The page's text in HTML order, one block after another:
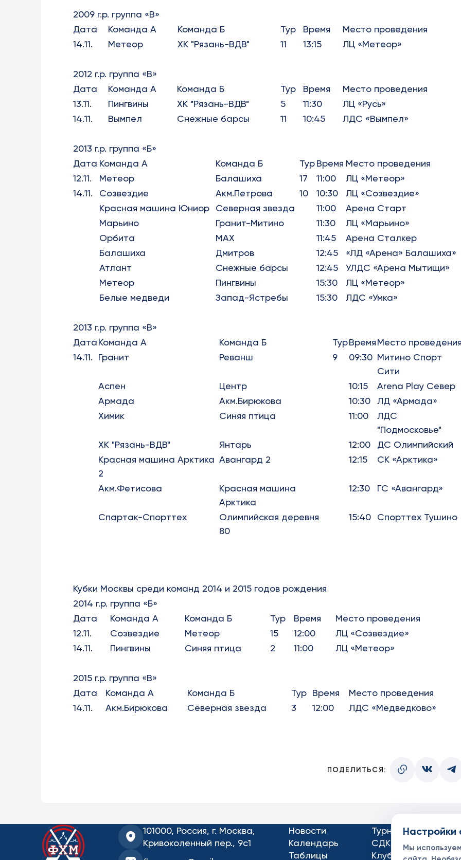
2009 г.р. группа «В»
Дата
Команда А Команда Б Тур Время
Место проведения
14.11.
Метеор ХК "Рязань-ВДВ" 11 13:15 ЛЦ «Метеор»
2012 г.р. группа «В»
Дата
Команда А Команда Б Тур Время
Место проведения
13.11.
Пингвины ХК "Рязань-ВДВ" 5 11:30
ЛЦ «Русь»
14.11.
Вымпел Снежные барсы 11 10:45 ЛДС «Вымпел»
2013 г.р. группа «Б»
Дата Команда А Команда Б ТурВремя Место проведения
12.11.
Метеор Балашиха 17 11:00
ЛЦ «Метеор»
14.11.
Созвездие Акм.Петрова 10 10:30
ЛЦ «Созвездие»
Красная машина Юниор
Северная звезда 11:00
Арена Старт
Марьино
Гранит-Митино 11:30
ЛЦ «Марьино»
Орбита
МАХ 11:45
Арена Сталкер
Балашиха
Дмитров 12:45
«ЛД «Арена» Балашиха»
Атлант
Снежные барсы 12:45
УЛДС «Арена Мытищи»
Метеор
Пингвины 15:30
ЛЦ «Метеор»
Белые медведи
Запад-Ястребы 15:30 ЛДС «Умка»
2013 г.р. группа «В»
ДатаКоманда А Команда Б ТурВремяМесто
14.11.
Гранит Реванш 9 09:30 Митино Спорт
Сити
Аспен
Центр 10:15
Arena Play Север
Армада
Акм.Бирюкова 10:30
ЛД «Армада»
Химик
Синяя птица 11:00
ЛДС
"Подмосковье"
ХК "Рязань-ВДВ"
Янтарь 12:00
ДС Олимпийский
Красная машина Арктика
2
Авангард 2 12:15 СК «Арктика»
Акм.Фетисова
Красная машина
Арктика
12:30 ГС «Авангард»
Спартак-Спорттех
Олимпийская деревня
80
15:40 Спорттех Тушино
Кубки Москвы среди команд 2014 и 2015 годов рождения
2014 г.р. группа «Б»
Дата
Команда А Команда Б Тур Время
Место проведения
12.11.
Созвездие Метеор 15 12:00
ЛЦ «Созвездие»
14.11.
Пингвины Синяя птица 2 11:00 ЛЦ «Метеор»
2015 г.р. группа «В»
Дата
Команда А Команда Б Тур Время
Место проведения
14.11.
Акм.Бирюкова Северная звезда 3 12:00 ЛДС «Медведково»
ПОДЕЛИТЬСЯ:
101000, Россия, г. Москва,
Кривоколенный пер., 9с1
Новости
Календарь
Таблицы
Турниры
СДК
Клубы
Настройки
Мы